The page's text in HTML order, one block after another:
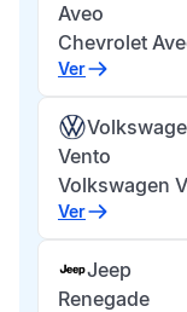
Aveo
Chevrolet
Ver
Vento
Volkswagen
Ver
Jeep
Renegade